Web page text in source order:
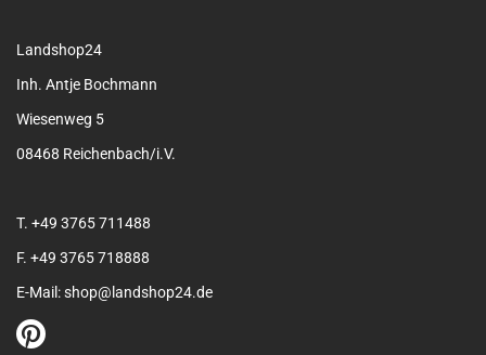
Landshop24
Inh. Antje Bochmann
Wiesenweg 5
08468 Reichenbach/i.V.
T. +49 3765 711488
F. +49 3765 718888
E-Mail: shop@landshop24.de